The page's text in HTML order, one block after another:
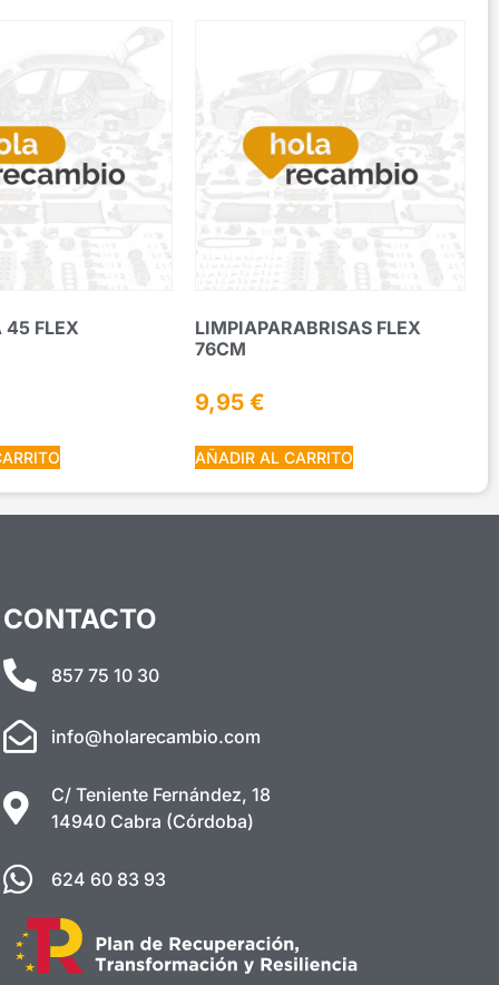
45 FLEX
LIMPIAPARABRISAS FLEX
76CM
9,95€
AÑADIR AL CARRITO
CONTACTO
857 75 10 30
info@holarecambio.com
C/ Teniente Fernández, 18
14940 Cabra (Córdoba)
624 60 83 93